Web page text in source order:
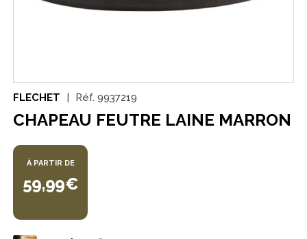
FLECHET Réf. 9937219
CHAPEAU FEUTRE LAINE MARRON
À PARTIR DE
59,99€